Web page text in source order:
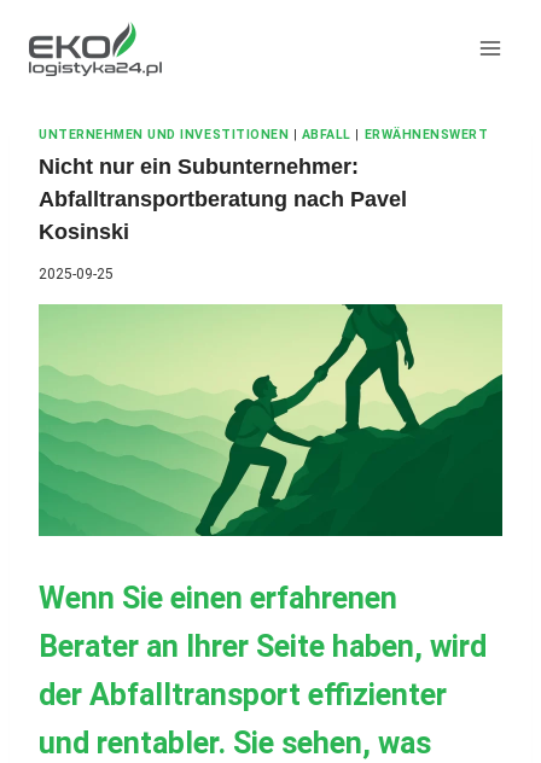
Inhalt
springen
UNTERNEHMEN UND INVESTITIONEN | ABFALL | ERWÄHNENSWERT
Nicht nur ein Subunternehmer:
Abfalltransportberatung nach Pavel
Kosinski
2025-09-25
Wenn Sie einen erfahrenen
Berater an Ihrer Seite haben, wird
der Abfalltransport effizienter
und rentabler. Sie sehen, was